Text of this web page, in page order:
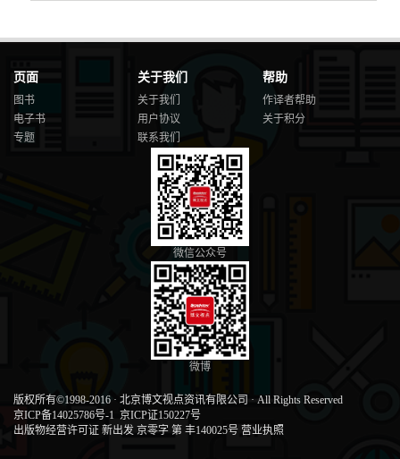
页面
图书
电子书
专题
关于我们
关于我们
用户协议
联系我们
帮助
作译者帮助
关于积分
微信公众号
微博
版权所有©1998-2016 · 北京博文视点资讯有限公司 · All Rights Reserved
京ICP备14025786号-1 京ICP证150227号
出版物经营许可证 新出发 京零字 第 丰140025号 营业执照